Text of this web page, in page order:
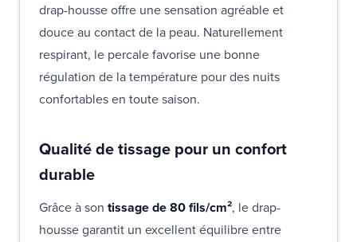
drap-housse offre une sensation agréable et
douce au contact de la peau. Naturellement
respirant, le percale favorise une bonne
régulation de la température pour des nuits
confortables en toute saison.
Qualité de tissage pour un confort
durable
Grâce à son tissage de 80 fils/cm², le drap-
housse garantit un excellent équilibre entre